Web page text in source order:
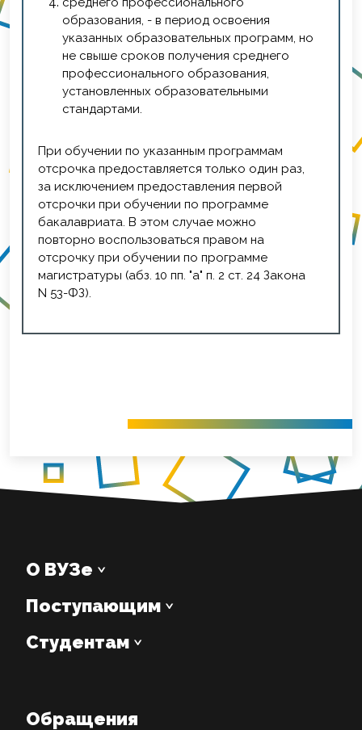
образования, - в период освоения
указанных образовательных программ, но
не свыше сроков получения среднего
профессионального образования,
установленных образовательными
стандартами.
При обучении по указанным программам
отсрочка предоставляется только один раз,
за исключением предоставления первой
отсрочки при обучении по программе
бакалавриата. В этом случае можно
повторно воспользоваться правом на
отсрочку при обучении по программе
магистратуры (абз. 10 пп. "а" п. 2 ст. 24 Закона
N 53-ФЗ).
О ВУЗе
Поступающим
Студентам
Обращения